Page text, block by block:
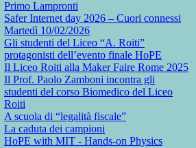
Primo Lampronti
Safer Internet day 2026 – Cuori connessi
Martedì 10/02/2026
Gli studenti del Liceo “A. Roiti”
protagonisti dell’evento finale HoPE
Il Liceo Roiti alla Maker Faire Rome 2025
Il Prof. Paolo Zamboni incontra gli
studenti del corso Biomedico del Liceo
Roiti
A scuola di “legalità fiscale”
La caduta dei campioni
HoPE with MIT - Hands-on Physics